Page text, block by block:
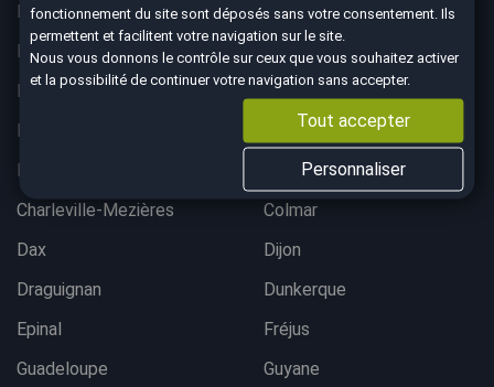
Belfort
Bergerac
Besançon
Bordeaux lac
Bordeaux Mérignac
Bougival
Bourgoin-Jallieu
Brest
Brive-La-Gaillarde
Chalon-sur-Saône
Charleville-Mezières
Colmar
Dax
Dijon
Draguignan
Dunkerque
Epinal
Fréjus
Guadeloupe
Guyane
fonctionnement du site sont déposés sans votre consentement. Ils
permettent et facilitent votre navigation sur le site.
Nous vous donnons le contrôle sur ceux que vous souhaitez activer
et la possibilité de continuer votre navigation sans accepter.
Tout accepter
Personnaliser